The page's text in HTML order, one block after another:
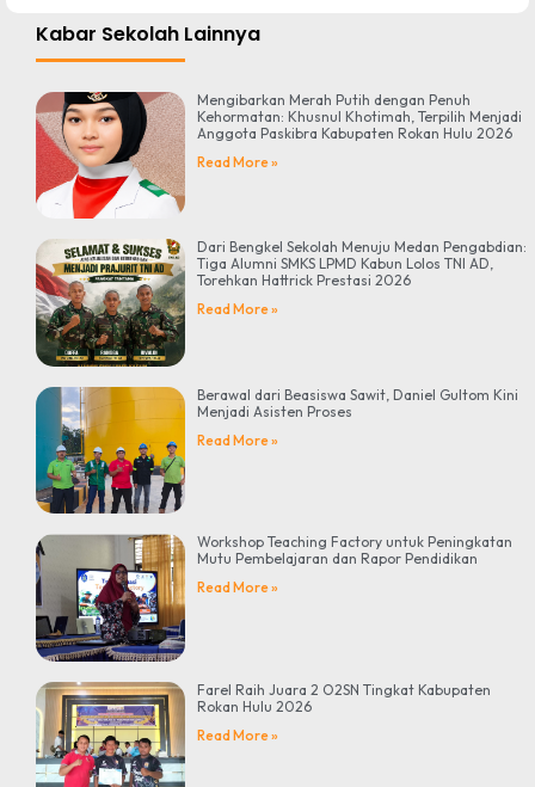
Kabar Sekolah Lainnya
Mengibarkan Merah Putih dengan Penuh
Kehormatan: Khusnul Khotimah, Terpilih Menjadi
Anggota Paskibra Kabupaten Rokan Hulu 2026
Read More »
Dari Bengkel Sekolah Menuju Medan Pengabdian:
Tiga Alumni SMKS LPMD Kabun Lolos TNI AD,
Torehkan Hattrick Prestasi 2026
Read More »
Berawal dari Beasiswa Sawit, Daniel Gultom Kini
Menjadi Asisten Proses
Read More »
Workshop Teaching Factory untuk Peningkatan
Mutu Pembelajaran dan Rapor Pendidikan
Read More »
Farel Raih Juara 2 O2SN Tingkat Kabupaten
Rokan Hulu 2026
Read More »